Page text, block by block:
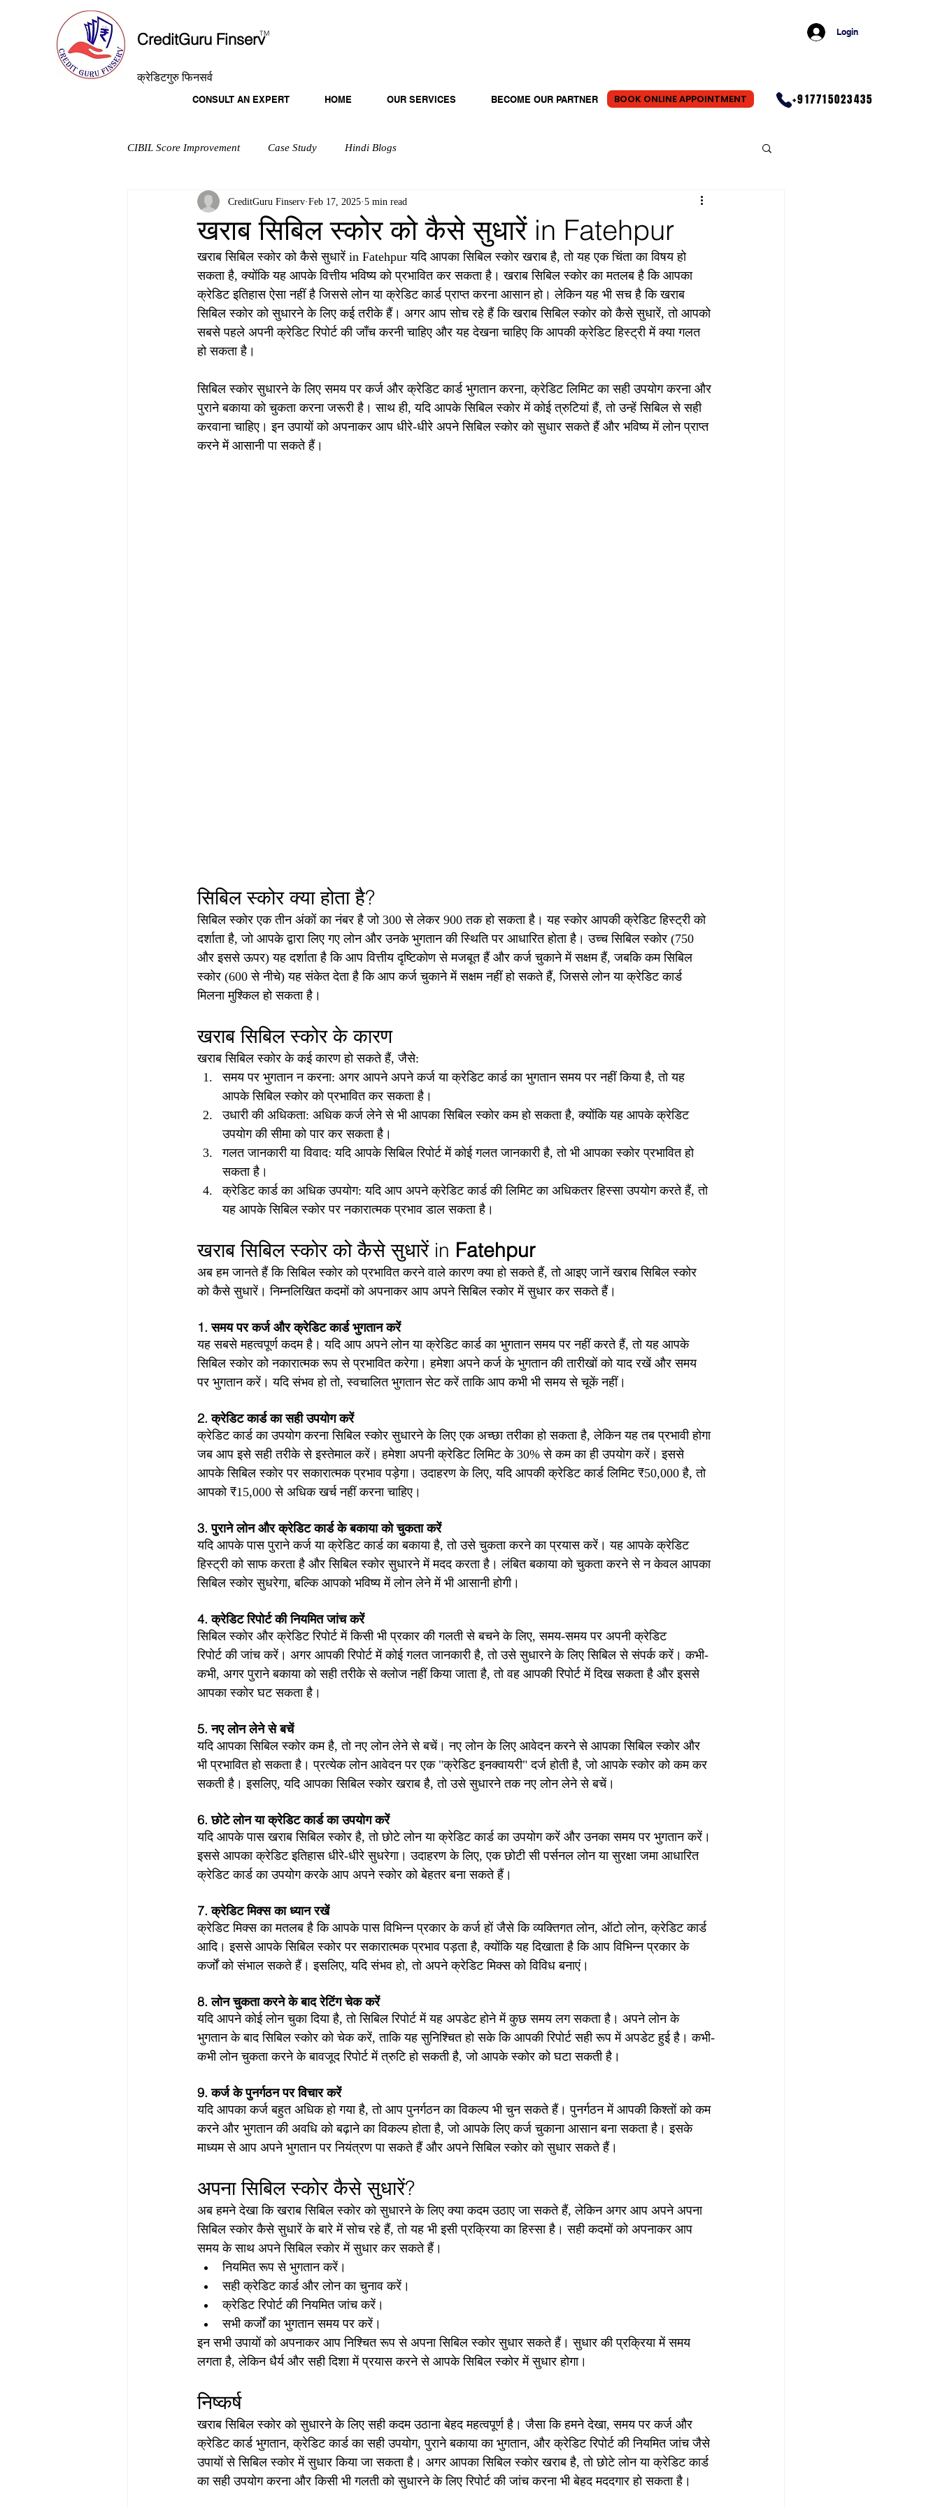
CreditGuru Finserv
TM
क्रेडिटगुरु फिनसर्व
Login
CONSULT AN EXPERT HOME OUR SERVICES BECOME OUR PARTNER BOOK ONLINE APPOINTMENT +917715023435
CIBIL Score Improvement Case Study Hindi Blogs
खराब सिबिल स्कोर को कैसे सुधारें in Fatehpur
CreditGuru Finserv Feb 17, 2025 5 min read
खराब सिबिल स्कोर को कैसे सुधारें in Fatehpur यदि आपका सिबिल स्कोर खराब है, तो यह एक चिंता का विषय हो
सकता है, क्योंकि यह आपके वित्तीय भविष्य को प्रभावित कर सकता है। खराब सिबिल स्कोर का मतलब है कि आपका
क्रेडिट इतिहास ऐसा नहीं है जिससे लोन या क्रेडिट कार्ड प्राप्त करना आसान हो। लेकिन यह भी सच है कि खराब
सिबिल स्कोर को सुधारने के लिए कई तरीके हैं। अगर आप सोच रहे हैं कि खराब सिबिल स्कोर को कैसे सुधारें, तो आपको
सबसे पहले अपनी क्रेडिट रिपोर्ट की जाँच करनी चाहिए और यह देखना चाहिए कि आपकी क्रेडिट हिस्ट्री में क्या गलत
हो सकता है।
सिबिल स्कोर सुधारने के लिए समय पर कर्ज और क्रेडिट कार्ड भुगतान करना, क्रेडिट लिमिट का सही उपयोग करना और
पुराने बकाया को चुकता करना जरूरी है। साथ ही, यदि आपके सिबिल स्कोर में कोई त्रुटियां हैं, तो उन्हें सिबिल से सही
करवाना चाहिए। इन उपायों को अपनाकर आप धीरे-धीरे अपने सिबिल स्कोर को सुधार सकते हैं और भविष्य में लोन प्राप्त
करने में आसानी पा सकते हैं।
सिबिल स्कोर क्या होता है?
सिबिल स्कोर एक तीन अंकों का नंबर है जो 300 से लेकर 900 तक हो सकता है। यह स्कोर आपकी क्रेडिट हिस्ट्री को
दर्शाता है, जो आपके द्वारा लिए गए लोन और उनके भुगतान की स्थिति पर आधारित होता है। उच्च सिबिल स्कोर (750
और इससे ऊपर) यह दर्शाता है कि आप वित्तीय दृष्टिकोण से मजबूत हैं और कर्ज चुकाने में सक्षम हैं, जबकि कम सिबिल
स्कोर (600 से नीचे) यह संकेत देता है कि आप कर्ज चुकाने में सक्षम नहीं हो सकते हैं, जिससे लोन या क्रेडिट कार्ड
मिलना मुश्किल हो सकता है।
खराब सिबिल स्कोर के कारण
खराब सिबिल स्कोर के कई कारण हो सकते हैं, जैसे:
समय पर भुगतान न करना: अगर आपने अपने कर्ज या क्रेडिट कार्ड का भुगतान समय पर नहीं किया है, तो यह
आपके सिबिल स्कोर को प्रभावित कर सकता है।
उधारी की अधिकता: अधिक कर्ज लेने से भी आपका सिबिल स्कोर कम हो सकता है, क्योंकि यह आपके क्रेडिट
उपयोग की सीमा को पार कर सकता है।
गलत जानकारी या विवाद: यदि आपके सिबिल रिपोर्ट में कोई गलत जानकारी है, तो भी आपका स्कोर प्रभावित हो
सकता है।
क्रेडिट कार्ड का अधिक उपयोग: यदि आप अपने क्रेडिट कार्ड की लिमिट का अधिकतर हिस्सा उपयोग करते हैं, तो
यह आपके सिबिल स्कोर पर नकारात्मक प्रभाव डाल सकता है।
खराब सिबिल स्कोर को कैसे सुधारें in Fatehpur
अब हम जानते हैं कि सिबिल स्कोर को प्रभावित करने वाले कारण क्या हो सकते हैं, तो आइए जानें खराब सिबिल स्कोर
को कैसे सुधारें। निम्नलिखित कदमों को अपनाकर आप अपने सिबिल स्कोर में सुधार कर सकते हैं।
1. समय पर कर्ज और क्रेडिट कार्ड भुगतान करें
यह सबसे महत्वपूर्ण कदम है। यदि आप अपने लोन या क्रेडिट कार्ड का भुगतान समय पर नहीं करते हैं, तो यह आपके
सिबिल स्कोर को नकारात्मक रूप से प्रभावित करेगा। हमेशा अपने कर्ज के भुगतान की तारीखों को याद रखें और समय
पर भुगतान करें। यदि संभव हो तो, स्वचालित भुगतान सेट करें ताकि आप कभी भी समय से चूकें नहीं।
2. क्रेडिट कार्ड का सही उपयोग करें
क्रेडिट कार्ड का उपयोग करना सिबिल स्कोर सुधारने के लिए एक अच्छा तरीका हो सकता है, लेकिन यह तब प्रभावी होगा
जब आप इसे सही तरीके से इस्तेमाल करें। हमेशा अपनी क्रेडिट लिमिट के 30% से कम का ही उपयोग करें। इससे
आपके सिबिल स्कोर पर सकारात्मक प्रभाव पड़ेगा। उदाहरण के लिए, यदि आपकी क्रेडिट कार्ड लिमिट ₹50,000 है, तो
आपको ₹15,000 से अधिक खर्च नहीं करना चाहिए।
3. पुराने लोन और क्रेडिट कार्ड के बकाया को चुकता करें
यदि आपके पास पुराने कर्ज या क्रेडिट कार्ड का बकाया है, तो उसे चुकता करने का प्रयास करें। यह आपके क्रेडिट
हिस्ट्री को साफ करता है और सिबिल स्कोर सुधारने में मदद करता है। लंबित बकाया को चुकता करने से न केवल आपका
सिबिल स्कोर सुधरेगा, बल्कि आपको भविष्य में लोन लेने में भी आसानी होगी।
4. क्रेडिट रिपोर्ट की नियमित जांच करें
सिबिल स्कोर और क्रेडिट रिपोर्ट में किसी भी प्रकार की गलती से बचने के लिए, समय-समय पर अपनी क्रेडिट
रिपोर्ट की जांच करें। अगर आपकी रिपोर्ट में कोई गलत जानकारी है, तो उसे सुधारने के लिए सिबिल से संपर्क करें। कभी-
कभी, अगर पुराने बकाया को सही तरीके से क्लोज नहीं किया जाता है, तो वह आपकी रिपोर्ट में दिख सकता है और इससे
आपका स्कोर घट सकता है।
5. नए लोन लेने से बचें
यदि आपका सिबिल स्कोर कम है, तो नए लोन लेने से बचें। नए लोन के लिए आवेदन करने से आपका सिबिल स्कोर और
भी प्रभावित हो सकता है। प्रत्येक लोन आवेदन पर एक "क्रेडिट इनक्वायरी" दर्ज होती है, जो आपके स्कोर को कम कर
सकती है। इसलिए, यदि आपका सिबिल स्कोर खराब है, तो उसे सुधारने तक नए लोन लेने से बचें।
6. छोटे लोन या क्रेडिट कार्ड का उपयोग करें
यदि आपके पास खराब सिबिल स्कोर है, तो छोटे लोन या क्रेडिट कार्ड का उपयोग करें और उनका समय पर भुगतान करें।
इससे आपका क्रेडिट इतिहास धीरे-धीरे सुधरेगा। उदाहरण के लिए, एक छोटी सी पर्सनल लोन या सुरक्षा जमा आधारित
क्रेडिट कार्ड का उपयोग करके आप अपने स्कोर को बेहतर बना सकते हैं।
7. क्रेडिट मिक्स का ध्यान रखें
क्रेडिट मिक्स का मतलब है कि आपके पास विभिन्न प्रकार के कर्ज हों जैसे कि व्यक्तिगत लोन, ऑटो लोन, क्रेडिट कार्ड
आदि। इससे आपके सिबिल स्कोर पर सकारात्मक प्रभाव पड़ता है, क्योंकि यह दिखाता है कि आप विभिन्न प्रकार के
कर्जों को संभाल सकते हैं। इसलिए, यदि संभव हो, तो अपने क्रेडिट मिक्स को विविध बनाएं।
8. लोन चुकता करने के बाद रेटिंग चेक करें
यदि आपने कोई लोन चुका दिया है, तो सिबिल रिपोर्ट में यह अपडेट होने में कुछ समय लग सकता है। अपने लोन के
भुगतान के बाद सिबिल स्कोर को चेक करें, ताकि यह सुनिश्चित हो सके कि आपकी रिपोर्ट सही रूप में अपडेट हुई है। कभी-
कभी लोन चुकता करने के बावजूद रिपोर्ट में त्रुटि हो सकती है, जो आपके स्कोर को घटा सकती है।
9. कर्ज के पुनर्गठन पर विचार करें
यदि आपका कर्ज बहुत अधिक हो गया है, तो आप पुनर्गठन का विकल्प भी चुन सकते हैं। पुनर्गठन में आपकी किश्तों को कम
करने और भुगतान की अवधि को बढ़ाने का विकल्प होता है, जो आपके लिए कर्ज चुकाना आसान बना सकता है। इसके
माध्यम से आप अपने भुगतान पर नियंत्रण पा सकते हैं और अपने सिबिल स्कोर को सुधार सकते हैं।
अपना सिबिल स्कोर कैसे सुधारें?
अब हमने देखा कि खराब सिबिल स्कोर को सुधारने के लिए क्या कदम उठाए जा सकते हैं, लेकिन अगर आप अपने अपना
सिबिल स्कोर कैसे सुधारें के बारे में सोच रहे हैं, तो यह भी इसी प्रक्रिया का हिस्सा है। सही कदमों को अपनाकर आप
समय के साथ अपने सिबिल स्कोर में सुधार कर सकते हैं।
नियमित रूप से भुगतान करें।
सही क्रेडिट कार्ड और लोन का चुनाव करें।
क्रेडिट रिपोर्ट की नियमित जांच करें।
सभी कर्जों का भुगतान समय पर करें।
इन सभी उपायों को अपनाकर आप निश्चित रूप से अपना सिबिल स्कोर सुधार सकते हैं। सुधार की प्रक्रिया में समय
लगता है, लेकिन धैर्य और सही दिशा में प्रयास करने से आपके सिबिल स्कोर में सुधार होगा।
निष्कर्ष
खराब सिबिल स्कोर को सुधारने के लिए सही कदम उठाना बेहद महत्वपूर्ण है। जैसा कि हमने देखा, समय पर कर्ज और
क्रेडिट कार्ड भुगतान, क्रेडिट कार्ड का सही उपयोग, पुराने बकाया का भुगतान, और क्रेडिट रिपोर्ट की नियमित जांच जैसे
उपायों से सिबिल स्कोर में सुधार किया जा सकता है। अगर आपका सिबिल स्कोर खराब है, तो छोटे लोन या क्रेडिट कार्ड
का सही उपयोग करना और किसी भी गलती को सुधारने के लिए रिपोर्ट की जांच करना भी बेहद मददगार हो सकता है।